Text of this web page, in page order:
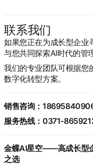
联系我们
如果您正在为成长型企业
与您共同探索AI时代的管
我们的专业团队可根据您
数字化转型方案。
销售咨询：
服务热线：0371-
金蝶AI星空——高成长型
之选